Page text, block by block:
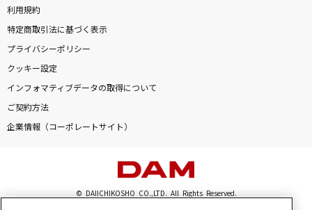
利用規約
特定商取引法に基づく表示
プライバシーポリシー
クッキー設定
インフォマティブデータの取得について
ご契約方法
企業情報（コーポレートサイト）
© DAIICHIKOSHO CO.,LTD. All Rights Reserved.